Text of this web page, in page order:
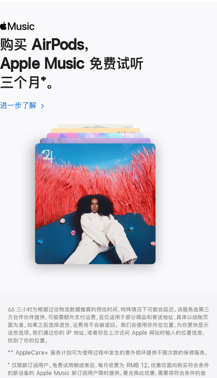
购买 AirPods，
Apple Music 免费试听
三个月脚
注
⁺。
进一步了解 进
了
解
-
Apple
Music
(在
口
中
打
开)
页
页
脚
注
∆∆ 三小时为根据过往物流数据推算的预估时间，特殊情况下可能会延迟。该服务由第三
方合作伙伴提供，可能需额外支付运费，且仅适用于部分商品和寄送地址，具体以结账页
面为准。如果之后选择退货，运费将不会被退回。 我们会使用你所在位置，为你更快显示
送货选项。我们通过你的 IP 地址，或者你在上次访问 Apple 网站时输入的位置信息，
找到了你的位置。
** AppleCare+ 服务计划可为使用过程中发生的意外损坏提供不限次数的保修服务。
⁺ 仅限新订阅用户。免费试用期结束后，每月收费为 RMB 12。优惠仅面向购买符合条件
的新设备的 Apple Music 新订阅用户限时提供。要兑换此优惠，需要将符合条件的音